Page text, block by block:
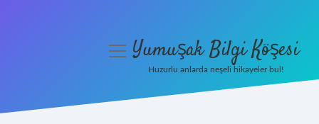
menüyüYumuşak Bilgi Köşesi
Huzurlu anlarda neşeli hikayeler bul!